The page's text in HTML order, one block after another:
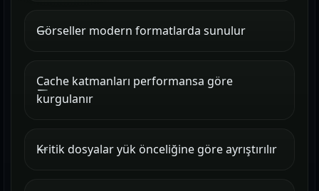
Görseller modern formatlarda sunulur
Cache katmanları performansa göre
kurgulanır
Kritik dosyalar yük önceliğine göre ayrıştırılır